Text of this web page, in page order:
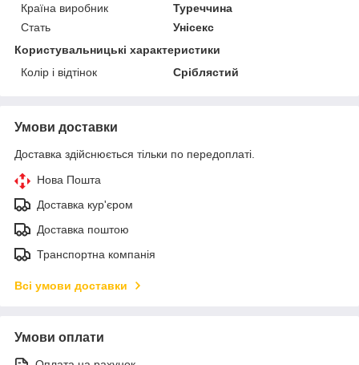
Країна виробник
Туреччина
Стать
Унісекс
Користувальницькі характеристики
Колір і відтінок
Сріблястий
Умови доставки
Доставка здійснюється тільки по передоплаті.
Нова Пошта
Доставка кур'єром
Доставка поштою
Транспортна компанія
Всі умови доставки
Умови оплати